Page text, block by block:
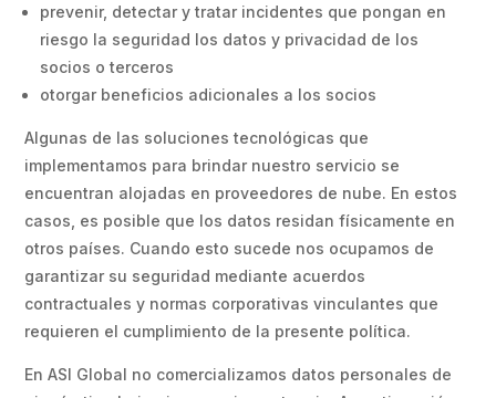
prevenir, detectar y tratar incidentes que pongan en
riesgo la seguridad los datos y privacidad de los
socios o terceros
otorgar beneficios adicionales a los socios
Algunas de las soluciones tecnológicas que
implementamos para brindar nuestro servicio se
encuentran alojadas en proveedores de nube. En estos
casos, es posible que los datos residan físicamente en
otros países. Cuando esto sucede nos ocupamos de
garantizar su seguridad mediante acuerdos
contractuales y normas corporativas vinculantes que
requieren el cumplimiento de la presente política.
En ASI Global no comercializamos datos personales de